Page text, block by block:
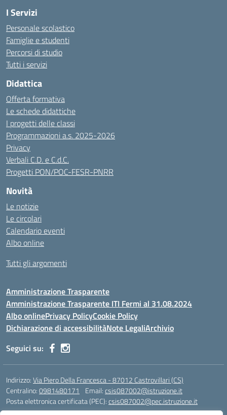
I Servizi
Personale scolastico
Famiglie e studenti
Percorsi di studio
Tutti i servizi
Didattica
Offerta formativa
Le schede didattiche
I progetti delle classi
Programmazioni a.s. 2025-2026
Privacy
Verbali C.D. e C.d.C.
Progetti PON/POC-FESR-PNRR
Novità
Le notizie
Le circolari
Calendario eventi
Albo online
Tutti gli argomenti
Amministrazione Trasparente
Amministrazione Trasparente ITI Fermi al 31.08.2024
Albo onlinePrivacy PolicyCookie Policy
Dichiarazione di accessibilitàNote LegaliArchivio
Seguici su:
Indirizzo:Via Piero Della Francesca - 87012 Castrovillari (CS)
Centralino:0981480171 Email:csis087002@istruzione.it
Posta elettronica certificata (PEC):csis087002@pec.istruzione.it